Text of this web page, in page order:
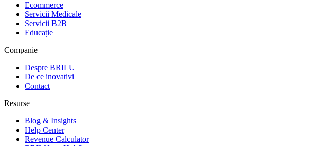
Ecommerce
Servicii Medicale
Servicii B2B
Educație
Companie
Despre BRILU
De ce inovativi
Contact
Resurse
Blog & Insights
Help Center
Revenue Calculator